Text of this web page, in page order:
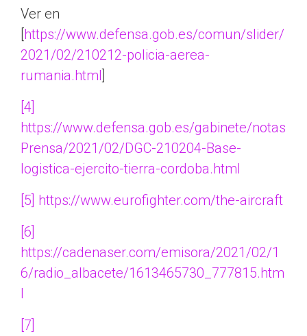
Ver en
https://www.defensa.gob.es/comun/slider/
2021/02/210212-policia-aerea-
rumania.html
[4]
https://www.defensa.gob.es/gabinete/notas
Prensa/2021/02/DGC-210204-Base-
logistica-ejercito-tierra-cordoba.html
[5] https://www.eurofighter.com/the-aircraft
[6]
https://cadenaser.com/emisora/2021/02/1
6/radio_albacete/1613465730_777815.htm
l
[7]